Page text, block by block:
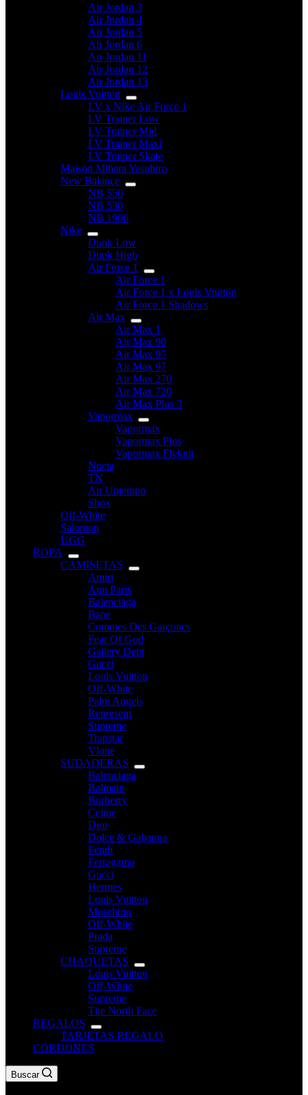
Air Jordan 3
Air Jordan 4
Air Jordan 5
Air Jordan 6
Air Jordan 11
Air Jordan 12
Air Jordan 13
Louis Vuitton
LV x Nike Air Force 1
LV Trainer Low
LV Trainer Mid
LV Trainer Maxi
LV Trainer Skate
Maison Mihara Yasuhiro
New Balance
NB 550
NB 530
NB 1906
Nike
Dunk Low
Dunk High
Air Force 1
Air Force 1
Air Force 1 x Louis Vuitton
Air Force 1 Shadows
Air Max
Air Max 1
Air Max 90
Air Max 95
Air Max 97
Air Max 270
Air Max 720
Air Max Plus 3
Vapormax
Vapormax
Vapormax Plus
Vapormax Flyknit
Nocta
TN
Air Uptempo
Shox
Off-White
Salomon
UGG
ROPA
CAMISETAS
Amiri
Ami Paris
Balenciaga
Bape
Commes Des Garçoncs
Fear Of God
Gallery Dept
Gucci
Louis Vuitton
Off-White
Palm Angels
Represent
Supreme
Trapstar
Vlone
SUDADERAS
Balenciaga
Balmain
Burberry
Celine
Dior
Dolce & Gabanna
Fendi
Ferragamo
Gucci
Hermes
Louis Vuitton
Moschino
Off-White
Prada
Supreme
CHAQUETAS
Louis Vuitton
Off-White
Supreme
The North Face
REGALOS
TARJETAS REGALO
CORDONES
Buscar